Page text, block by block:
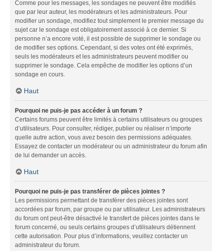
Comme pour les messages, les sondages ne peuvent être modifiés
que par leur auteur, les modérateurs et les administrateurs. Pour
modifier un sondage, modifiez tout simplement le premier message du
sujet car le sondage est obligatoirement associé à ce dernier. Si
personne n’a encore voté, il est possible de supprimer le sondage ou
de modifier ses options. Cependant, si des votes ont été exprimés,
seuls les modérateurs et les administrateurs peuvent modifier ou
supprimer le sondage. Cela empêche de modifier les options d’un
sondage en cours.
Haut
Pourquoi ne puis-je pas accéder à un forum ?
Certains forums peuvent être limités à certains utilisateurs ou groupes
d’utilisateurs. Pour consulter, rédiger, publier ou réaliser n’importe
quelle autre action, vous avez besoin des permissions adéquates.
Essayez de contacter un modérateur ou un administrateur du forum afin
de lui demander un accès.
Haut
Pourquoi ne puis-je pas transférer de pièces jointes ?
Les permissions permettant de transférer des pièces jointes sont
accordées par forum, par groupe ou par utilisateur. Les administrateurs
du forum ont peut-être désactivé le transfert de pièces jointes dans le
forum concerné, ou seuls certains groupes d’utilisateurs détiennent
cette autorisation. Pour plus d’informations, veuillez contacter un
administrateur du forum.